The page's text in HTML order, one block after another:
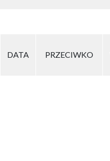
DATA PRZECIWKO